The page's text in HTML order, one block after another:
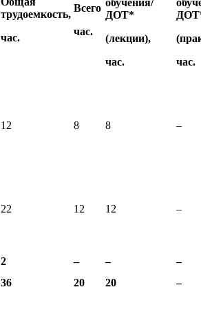
трудоемкость,
час.
Всего
час.
обучения/
ДОТ*
(лекции),
час.
час.
12 8 8 –
22 12 12 –
2 – –
–
36 20 20 –